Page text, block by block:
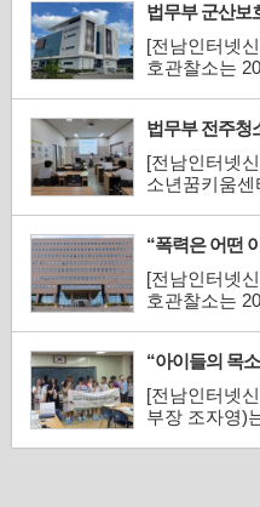
진행했다. 좋
및 자영업자
을 이어가는
모인 후원금은
법무부 군산보
리’ 교체로 취
[전남인터넷
호관찰소는
을 실시했다
상반기에 고
찰대상자인
애인인 동생
법무부 전주청
그램 운영
[전남인터넷
소년꿈키움
복적 사법 프
트, 회복, 재
하고 있으며,
동체의 ...
“폭력은 어떤
[전남인터넷
호관찰소는
가정폭력으로
명에게 가정
집행했다. 이
은 올해 들어
“아이들의 목
[전남인터넷
부장 조자영)